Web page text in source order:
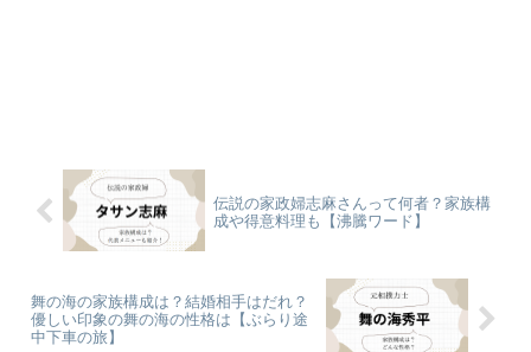
伝説の家政婦志麻さんって何者？家族構
成や得意料理も【沸騰ワード】
舞の海の家族構成は？結婚相手はだれ？
優しい印象の舞の海の性格は【ぶらり途
中下車の旅】